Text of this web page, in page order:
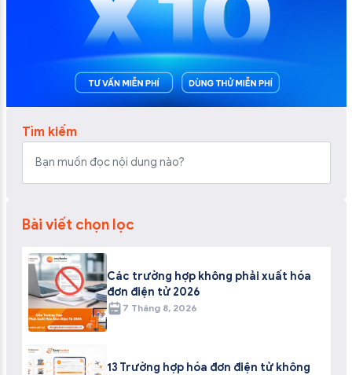
Tìm kiếm
Bài viết chọn lọc
Các trường hợp không phải xuất hóa
đơn điện tử 2026
7 Tháng 8, 2026
13 Trường hợp hóa đơn điện tử không